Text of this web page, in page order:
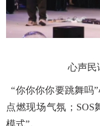
心声民
“你你你你要跳舞吗
点燃现场气氛；SOS
模式”。